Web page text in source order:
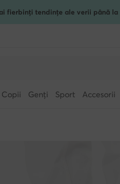
fierbinți tendințe ale verii până la
Copii Genți Sport Accesorii